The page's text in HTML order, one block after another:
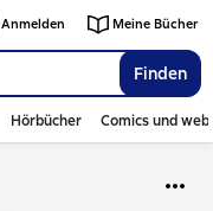
Finden
Anmelden Meine Bücher
Hörbücher Comics und